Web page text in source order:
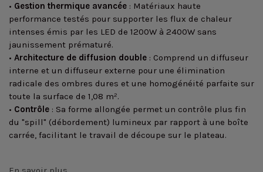
• Gestion thermique avancée : Matériaux haute
performance testés pour supporter les flux de chaleur
intenses émis par les LED de 1200W à 2400W sans
jaunissement prématuré.
• Architecture de diffusion double : Comprend un diffuseur
interne et un diffuseur externe pour une élimination
radicale des ombres dures et une homogénéité parfaite sur
toute la surface de 1,08 m².
• Contrôle : Sa forme allongée permet un contrôle plus fin
du "spill" (débordement) lumineux par rapport à une boîte
carrée, facilitant le travail de découpe sur le plateau.